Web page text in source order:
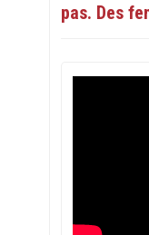
pas. Des